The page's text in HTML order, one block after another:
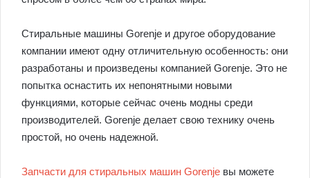
Стиральные машины Gorenje и другое оборудование
компании имеют одну отличительную особенность: они
разработаны и произведены компанией Gorenje. Это не
попытка оснастить их непонятными новыми
функциями, которые сейчас очень модны среди
производителей. Gorenje делает свою технику очень
простой, но очень надежной.
Запчасти для стиральных машин Gorenje вы можете